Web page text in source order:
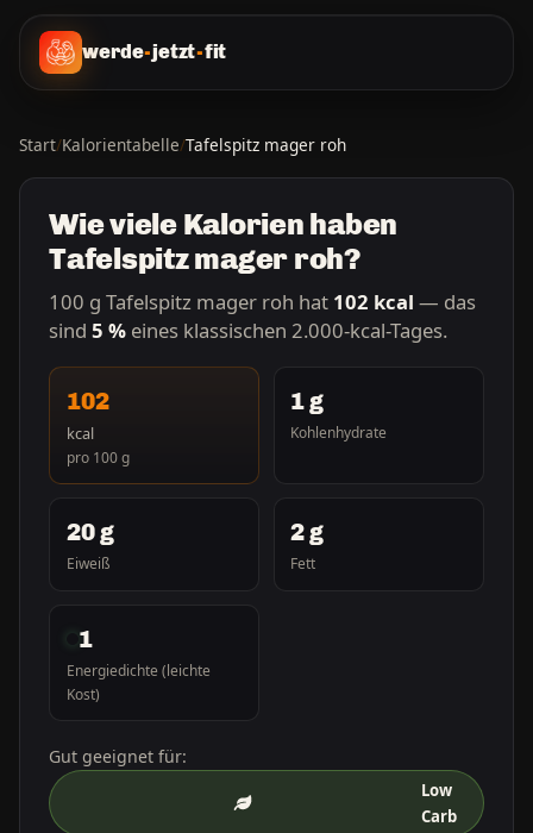
werde-jetzt-fit
Start/Kalorientabelle/Tafelspitz mager roh
Wie viele Kalorien haben
Tafelspitz mager roh?
100 g Tafelspitz mager roh hat 102 kcal — das
sind 5 % eines klassischen 2.000-kcal-Tages.
102
kcal
pro 100 g
1 g
Kohlenhydrate
20 g
Eiweiß
2 g
Fett
1
Energiedichte (leichte
Kost)
Gut geeignet für:
Low
Carb